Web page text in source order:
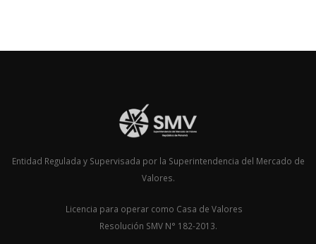
Entidad Regulada y Supervisada por la Superintendencia del Mercado de
Valores.
Licencia para operar como Casa de Valores
Resolución SMV N° 182-2013.